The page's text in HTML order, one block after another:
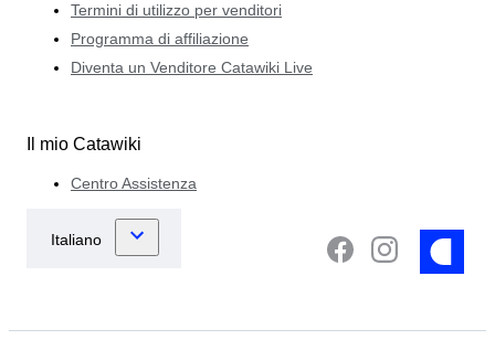
Termini di utilizzo per venditori
Programma di affiliazione
Diventa un Venditore Catawiki Live
Il mio Catawiki
Centro Assistenza